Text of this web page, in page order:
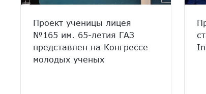
Проект ученицы лицея
№165 им. 65-летия ГАЗ
представлен на Конгрессе
молодых ученых